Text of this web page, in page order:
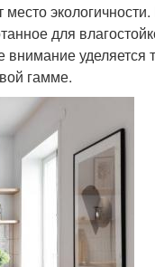
для
внимание уделяется
гамме.